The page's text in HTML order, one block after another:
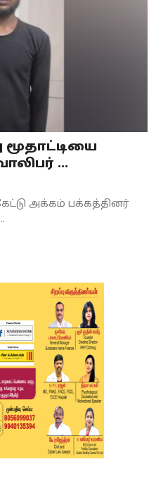
மூதாட்டியை
...
அக்கம் பக்கத்தினர்